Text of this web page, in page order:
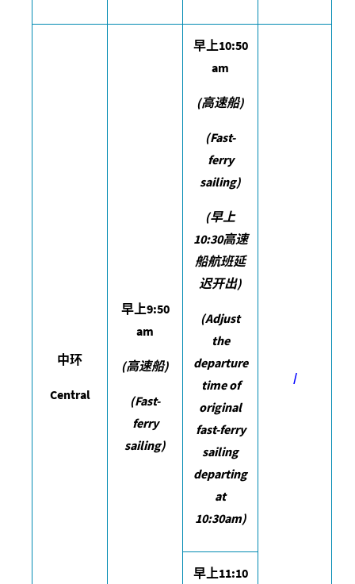
中环
Central
早上9:50
am
(高速船)
(Fast-
ferry
sailing)
早上10:50
am
(高速船)
(Fast-
ferry
sailing)
(早上
10:30高速
船航班延
迟开出)
(Adjust
the
departure
time of
original
fast-ferry
sailing
departing
at
10:30am)
/
早上11:10